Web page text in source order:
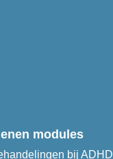
modules
bij ADHD